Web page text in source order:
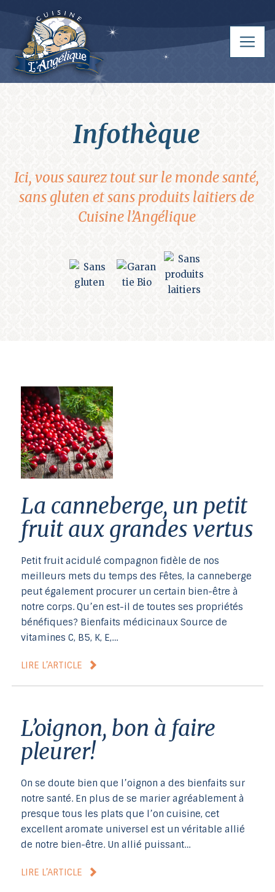
infothèque
Ici, vous saurez tout sur le monde santé,
sans gluten et sans produits laitiers de
Cuisine l’Angélique
La canneberge, un petit
fruit aux grandes vertus
Petit fruit acidulé compagnon fidèle de nos
meilleurs mets du temps des Fêtes, la canneberge
peut également procurer un certain bien-être à
notre corps. Qu’en est-il de toutes ses propriétés
bénéfiques? Bienfaits médicinaux Source de
vitamines C, B5, K, E,…
LIRE L’ARTICLE
L’oignon, bon à faire
pleurer!
On se doute bien que l’oignon a des bienfaits sur
notre santé. En plus de se marier agréablement à
presque tous les plats que l’on cuisine, cet
excellent aromate universel est un véritable allié
de notre bien-être. Un allié puissant…
LIRE L’ARTICLE